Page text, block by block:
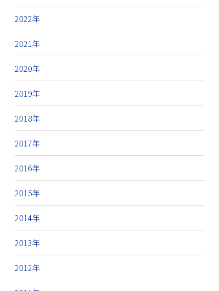
2022年
2021年
2020年
2019年
2018年
2017年
2016年
2015年
2014年
2013年
2012年